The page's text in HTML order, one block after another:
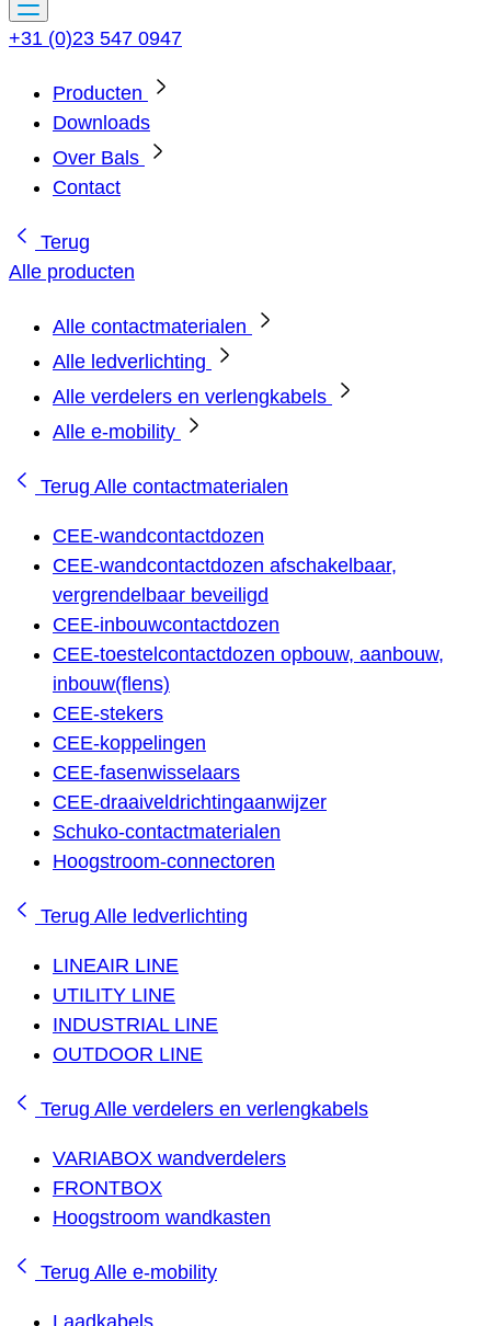
+31 (0)23 547 0947
Producten
Downloads
Over Bals
Contact
Terug
Alle producten
Alle contactmaterialen
Alle ledverlichting
Alle verdelers en verlengkabels
Alle e-mobility
Terug Alle contactmaterialen
CEE-wandcontactdozen
CEE-wandcontactdozen afschakelbaar,
vergrendelbaar beveiligd
CEE-inbouwcontactdozen
CEE-toestelcontactdozen opbouw, aanbouw,
inbouw(flens)
CEE-stekers
CEE-koppelingen
CEE-fasenwisselaars
CEE-draaiveldrichtingaanwijzer
Schuko-contactmaterialen
Hoogstroom-connectoren
Terug Alle ledverlichting
LINEAIR LINE
UTILITY LINE
INDUSTRIAL LINE
OUTDOOR LINE
Terug Alle verdelers en verlengkabels
VARIABOX wandverdelers
FRONTBOX
Hoogstroom wandkasten
Terug Alle e-mobility
Laadkabels